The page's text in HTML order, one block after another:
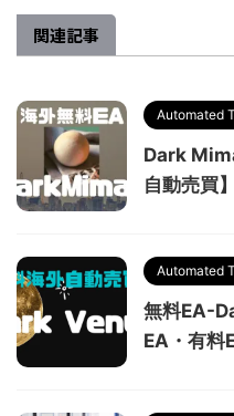
関連記事
Automated
Dark
自動売買】
Automated
無料EA-
EA・有料